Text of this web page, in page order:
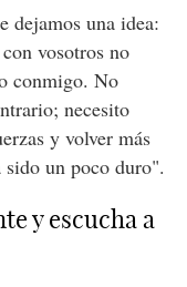
dejamos una idea:
vosotros no
conmigo. No
necesito
y volver más
sido un poco duro".
y escucha a